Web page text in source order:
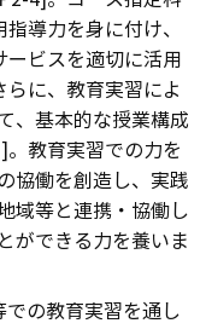
導力を身に付け、
ービスを適切に活用
に、教育実習によ
、基本的な授業構成
教育実習での力を
協働を創造し、実践
域等と連携・協働し
ができる力を養いま
の教育実習を通し